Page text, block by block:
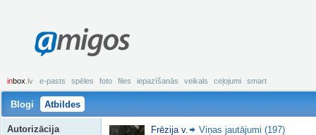
amigos
inbox .lv e-pasts spēles foto files iepazīšanās veikals ceļojumi smart
Blogi Atbildes
Frēzija v. Viņas jautājumi (197)
Autorizācija